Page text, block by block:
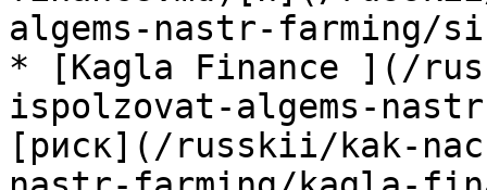
algems-nastr-farming/
* [Kagla Finance ](/
ispolzovat-algems-
[риск](/russkii/kak-